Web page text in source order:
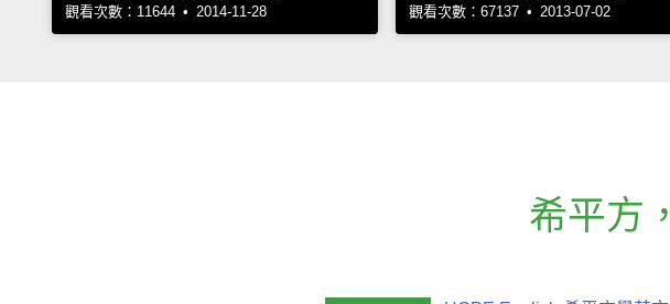
觀看次數：11644 • 2014-11-28 觀看次數：67137 • 2013-07-02
希平方 ，